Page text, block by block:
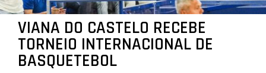
VIANA DO CASTELO RECEBE
TORNEIO INTERNACIONAL DE
BASQUETEBOL